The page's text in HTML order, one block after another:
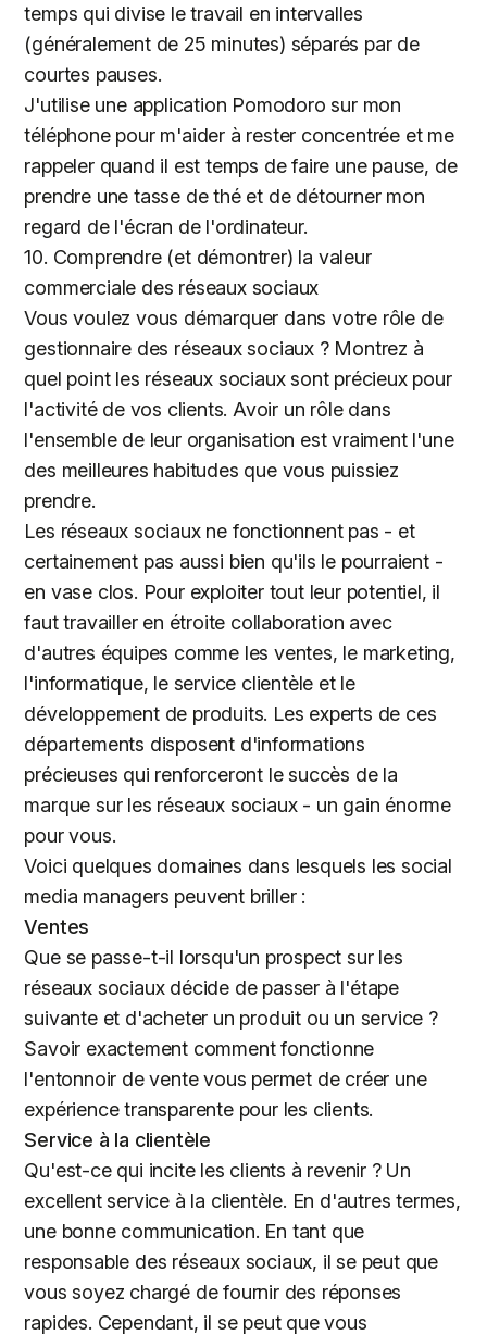
temps qui divise le travail en intervalles
(généralement de 25 minutes) séparés par de
courtes pauses.
J'utilise une application Pomodoro sur mon
téléphone pour m'aider à rester concentrée et me
rappeler quand il est temps de faire une pause, de
prendre une tasse de thé et de détourner mon
regard de l'écran de l'ordinateur.
10. Comprendre (et démontrer) la valeur
commerciale des réseaux sociaux
Vous voulez vous démarquer dans votre rôle de
gestionnaire des réseaux sociaux ? Montrez à
quel point les réseaux sociaux sont précieux pour
l'activité de vos clients. Avoir un rôle dans
l'ensemble de leur organisation est vraiment l'une
des meilleures habitudes que vous puissiez
prendre.
Les réseaux sociaux ne fonctionnent pas - et
certainement pas aussi bien qu'ils le pourraient -
en vase clos. Pour exploiter tout leur potentiel, il
faut travailler en étroite collaboration avec
d'autres équipes comme les ventes, le marketing,
l'informatique, le service clientèle et le
développement de produits. Les experts de ces
départements disposent d'informations
précieuses qui renforceront le succès de la
marque sur les réseaux sociaux - un gain énorme
pour vous.
Voici quelques domaines dans lesquels les social
media managers peuvent briller :
Ventes
Que se passe-t-il lorsqu'un prospect sur les
réseaux sociaux décide de passer à l'étape
suivante et d'acheter un produit ou un service ?
Savoir exactement comment fonctionne
l'entonnoir de vente vous permet de créer une
expérience transparente pour les clients.
Service à la clientèle
Qu'est-ce qui incite les clients à revenir ? Un
excellent service à la clientèle. En d'autres termes,
une bonne communication. En tant que
responsable des réseaux sociaux, il se peut que
vous soyez chargé de fournir des réponses
rapides. Cependant, il se peut que vous